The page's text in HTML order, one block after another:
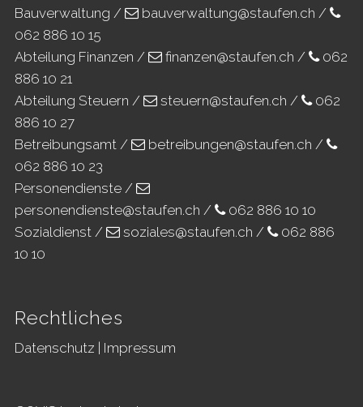
Bauverwaltung /
bauverwaltung@staufen.ch /
062 886 10 15
Abteilung Finanzen /
finanzen@staufen.ch /
062
886 10 21
Abteilung Steuern /
steuern@staufen.ch /
062
886 10 27
Betreibungsamt /
betreibungen@staufen.ch /
062 886 10 23
Personendienste /
personendienste@staufen.ch /
062 886 10 10
Sozialdienst /
soziales@staufen.ch /
062 886
10 10
Rechtliches
Datenschutz Impressum